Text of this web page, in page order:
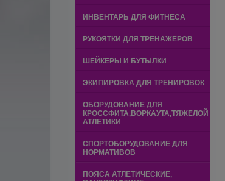
ИНВЕНТАРЬ ДЛЯ ФИТНЕСА
РУКОЯТКИ ДЛЯ ТРЕНАЖЁРОВ
ШЕЙКЕРЫ И БУТЫЛКИ
ЭКИПИРОВКА ДЛЯ ТРЕНИРОВОК
ОБОРУДОВАНИЕ ДЛЯ
КРОССФИТА,ВОРКАУТА,ТЯЖЕЛОЙ
АТЛЕТИКИ
СПОРТОБОРУДОВАНИЕ ДЛЯ
НОРМАТИВОВ
ПОЯСА АТЛЕТИЧЕСКИЕ,